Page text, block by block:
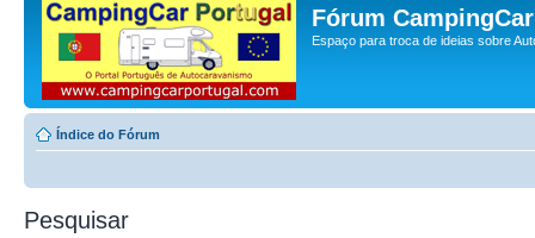
Fórum
Espaço para troca de ideias sobre
Índice do Fórum
Pesquisar